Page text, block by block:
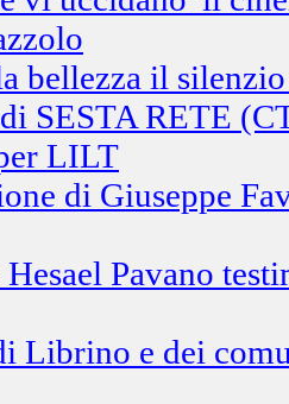
bellezza il
SESTA RETE
LILT
di Giuseppe
Hesael Pavano
Librino e dei